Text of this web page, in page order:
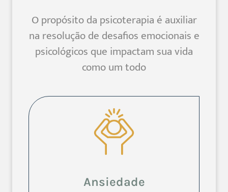
O propósito da psicoterapia é auxiliar
na resolução de desafios emocionais e
psicológicos que impactam sua vida
como um todo
Ansiedade